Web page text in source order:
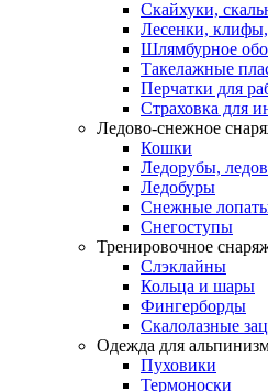
Скайхуки,
Лесенки,
Шлямбурное
Такелажные
Перчатки для
Страховка для
Ледово-снежное
Кошки
Ледорубы,
Ледобуры
Снежные
Снегоступы
Тренировочное
Слэклайны
Кольца и шары
Фингерборды
Скалолазные
Одежда для
Пуховики
Термоноски